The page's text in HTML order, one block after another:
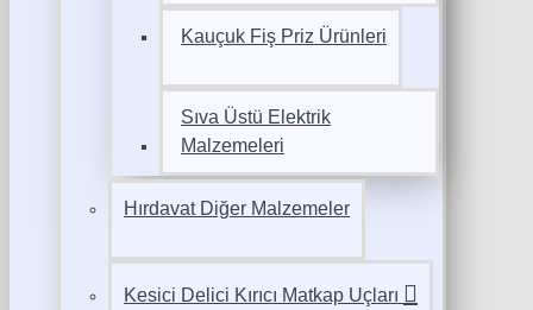
Kauçuk Fiş Priz Ürünleri
Sıva Üstü Elektrik
Malzemeleri
Hırdavat Diğer Malzemeler
Kesici Delici Kırıcı Matkap Uçları